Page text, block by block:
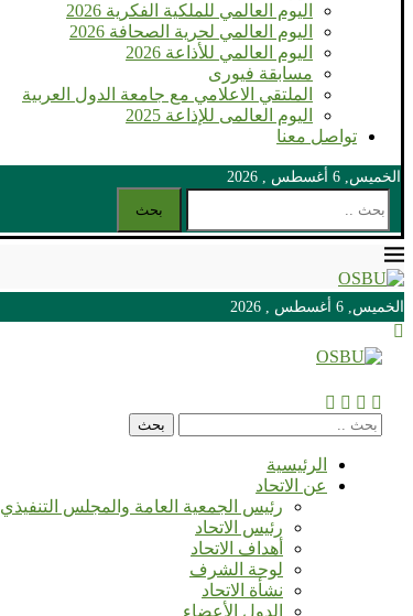
اليوم العالمي للملكية الفكرية 2026
اليوم العالمي لحرية الصحافة 2026
اليوم العالمي للأذاعة 2026
مسابقة فيورى
الملتقي الاعلامي مع جامعة الدول العربية
اليوم العالمى للإذاعة 2025
تواصل معنا
الخميس, 6 أغسطس , 2026
بحث
الخميس, 6 أغسطس , 2026
بحث
الرئيسية
عن الاتحاد
رئيس الجمعية العامة والمجلس التنفيذي
رئيس الاتحاد
أهداف الاتحاد
لوحة الشرف
نشأة الاتحاد
الدول الأعضاء